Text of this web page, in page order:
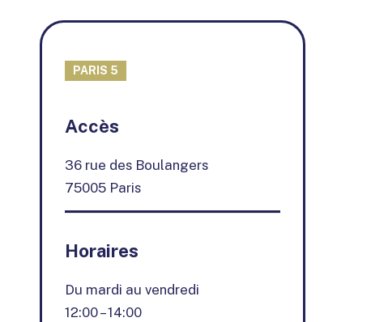
PARIS 5
−
Accès
36 rue des Boulangers
75005 Paris
Horaires
Du mardi au vendredi
12:00 – 14:00